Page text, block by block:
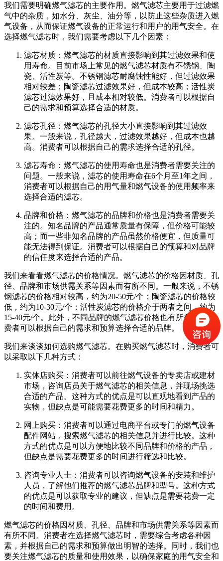
我们需要明确燃气滤芯的主要作用。燃气滤芯主要用于过滤燃
气中的杂质，如水分、灰尘、油分等，以防止这些杂质进入燃
气设备，从而保证燃气设备的正常运行和用户的用气安全。在
选择燃气滤芯时，我们需要考虑以下几个因素：
滤芯材质：燃气滤芯的材质直接影响到其过滤效果和使
用寿命。目前市场上常见的燃气滤芯材质有不锈钢、陶
瓷、活性炭等。不锈钢滤芯耐腐蚀性能好，但过滤效果
相对较差；陶瓷滤芯过滤效果好，但成本较高；活性炭
滤芯过滤效果好，且成本相对较低。消费者可以根据自
己的需求和预算选择合适的材质。
滤芯孔径：燃气滤芯的孔径大小直接影响到其过滤效
果。一般来说，孔径越大，过滤效果越好，但成本也越
高。消费者可以根据自己的需求选择合适的孔径。
滤芯寿命：燃气滤芯的使用寿命也是消费者需要关注的
问题。一般来说，滤芯的使用寿命在6个月至1年之间，
消费者可以根据自己的用气量和燃气设备的使用频率来
选择合适的滤芯。
品牌和价格：燃气滤芯的品牌和价格也是消费者需要关
注的。知名品牌的产品通常质量有保障，但价格可能较
高；而一些非知名品牌的产品虽然价格便宜，但质量可
能无法得到保证。消费者可以根据自己的预算和对品牌
的信任度来选择合适的产品。
我们来看看燃气滤芯的价格情况。燃气滤芯的价格因材质、孔
径、品牌和市场供需关系等因素而有所不同。一般来说，不锈
钢滤芯的价格相对较高，约为20-50元/个；陶瓷滤芯的价格较
低，约为10-30元/个；活性炭滤芯的价格介于两者之间，约为
15-40元/个。此外，不同品牌的燃气滤芯价格也有所差异，消
费者可以根据自己的需求和预算选择合适的品牌。
我们来谈谈如何选购燃气滤芯。在购买燃气滤芯时，消费者可
以采取以下几种方式：
实体店购买：消费者可以前往燃气设备的专卖店或建材
市场，咨询店员关于燃气滤芯的相关信息，并现场挑选
合适的产品。这种方式的优点是可以直观地看到产品的
实物，但缺点是可能需要花费更多的时间和精力。
网上购买：消费者可以通过电商平台或专门的燃气设备
配件网站，搜索燃气滤芯的相关信息并进行比较。这种
方式的优点是可以方便地比较不同品牌和价格的产品，
但缺点是需要花费更多的时间进行筛选和比较。
咨询专业人士：消费者可以咨询燃气设备的安装和维护
人员，了解他们推荐的燃气滤芯品牌和型号。这种方式
的优点是可以获取专业的建议，但缺点是需要花费一定
的时间和费用。
燃气滤芯的价格因材质、孔径、品牌和市场供需关系等因素而
有所不同。消费者在选择燃气滤芯时，需要综合考虑各种因
素，并根据自己的需求和预算做出明智的选择。同时，我们也
要关注燃气滤芯的质量和使用效果，以确保家庭的用气安全和